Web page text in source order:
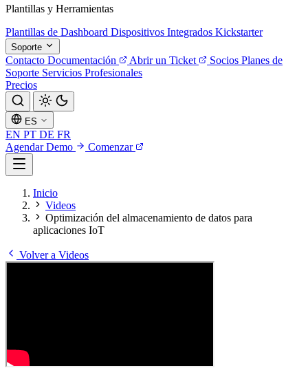
Plantillas y Herramientas
Plantillas de Dashboard Dispositivos Integrados Kickstarter
Soporte
Contacto Documentación Abrir un Ticket Socios Planes de
Soporte Servicios Profesionales
Precios
ES
EN PT DE FR
Agendar Demo
Comenzar
Inicio
Videos
Optimización del almacenamiento de datos para
aplicaciones IoT
Volver a Videos